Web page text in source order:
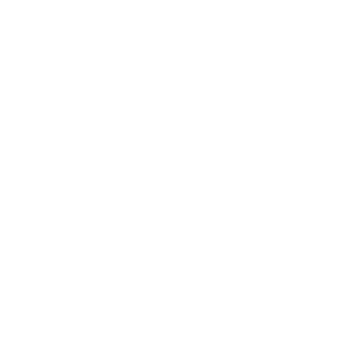
Grosir Dan Eceran | Resseler Dan Agent Welcome | produk
jual kaca pyrex | beli bong | beli bong kaca | beli bong kaca pyrex |
pyrex | pirek | paca pirek | pipet | pipet kaca | pipet amoxan |